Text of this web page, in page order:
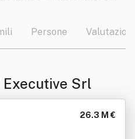
Persone Valutazioni
Executive Srl
26.3 M €